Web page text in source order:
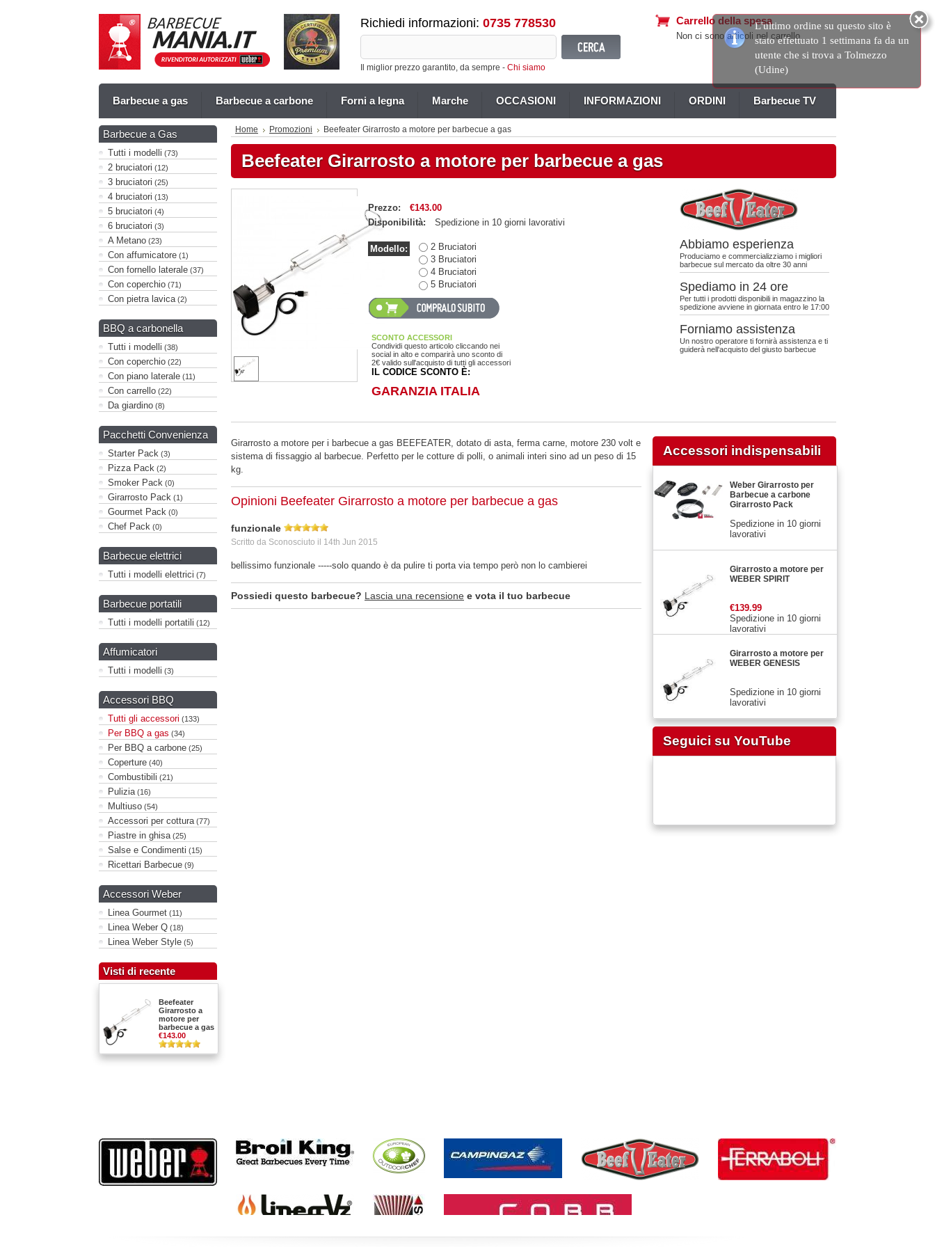
Richiedi informazioni: 0735 778530
Il miglior prezzo garantito, da sempre - Chi siamo
Carrello della spesa
Non ci sono articoli nel carrello
Barbecue a gas Barbecue a carbone Forni a legna Marche OCCASIONI INFORMAZIONI ORDINI Barbecue TV
Barbecue a Gas
Tutti i modelli (73)
2 bruciatori (12)
3 bruciatori (25)
4 bruciatori (13)
5 bruciatori (4)
6 bruciatori (3)
A Metano (23)
Con affumicatore (1)
Con fornello laterale (37)
Con coperchio (71)
Con pietra lavica (2)
BBQ a carbonella
Tutti i modelli (38)
Con coperchio (22)
Con piano laterale (11)
Con carrello (22)
Da giardino (8)
Pacchetti Convenienza
Starter Pack (3)
Pizza Pack (2)
Smoker Pack (0)
Girarrosto Pack (1)
Gourmet Pack (0)
Chef Pack (0)
Barbecue elettrici
Tutti i modelli elettrici (7)
Barbecue portatili
Tutti i modelli portatili (12)
Affumicatori
Tutti i modelli (3)
Accessori BBQ
Tutti gli accessori (133)
Per BBQ a gas (34)
Per BBQ a carbone (25)
Coperture (40)
Combustibili (21)
Pulizia (16)
Multiuso (54)
Accessori per cottura (77)
Piastre in ghisa (25)
Salse e Condimenti (15)
Ricettari Barbecue (9)
Accessori Weber
Linea Gourmet (11)
Linea Weber Q (18)
Linea Weber Style (5)
Visti di recente
Beefeater
Girarrosto a
motore per
barbecue a gas
€143.00
Home Promozioni Beefeater Girarrosto a motore per barbecue a gas
Beefeater Girarrosto a motore per barbecue a gas
Prezzo:
€143.00
Disponibilità:
Spedizione in 10 giorni lavorativi
Modello:
2 Bruciatori
3 Bruciatori
4 Bruciatori
5 Bruciatori
SCONTO ACCESSORI
Condividi questo articolo cliccando nei
social in alto e comparirà uno sconto di
2€ valido sull'acquisto di tutti gli accessori
IL CODICE SCONTO È:
GARANZIA ITALIA
Abbiamo esperienza
Produciamo e commercializziamo i migliori
barbecue sul mercato da oltre 30 anni
Spediamo in 24 ore
Per tutti i prodotti disponibili in magazzino la
spedizione avviene in giornata entro le 17:00
Forniamo assistenza
Un nostro operatore ti fornirà assistenza e ti
guiderà nell'acquisto del giusto barbecue
Girarrosto a motore per i barbecue a gas BEEFEATER, dotato di asta, ferma carne, motore 230 volt e
sistema di fissaggio al barbecue. Perfetto per le cotture di polli, o animali interi sino ad un peso di 15
kg.
Opinioni Beefeater Girarrosto a motore per barbecue a gas
funzionale
Scritto da Sconosciuto il 14th Jun 2015
bellissimo funzionale -----solo quando è da pulire ti porta via tempo però non lo cambierei
Possiedi questo barbecue? Lascia una recensione e vota il tuo barbecue
Accessori indispensabili
Weber Girarrosto per
Barbecue a carbone
Girarrosto Pack
Spedizione in 10 giorni
lavorativi
Girarrosto a motore per
WEBER SPIRIT
€139.99
Spedizione in 10 giorni
lavorativi
Girarrosto a motore per
WEBER GENESIS
Spedizione in 10 giorni
lavorativi
Seguici su YouTube
L'ultimo ordine su questo sito è
stato effettuato 1 settimana fa da un
utente che si trova a Tolmezzo
(Udine)